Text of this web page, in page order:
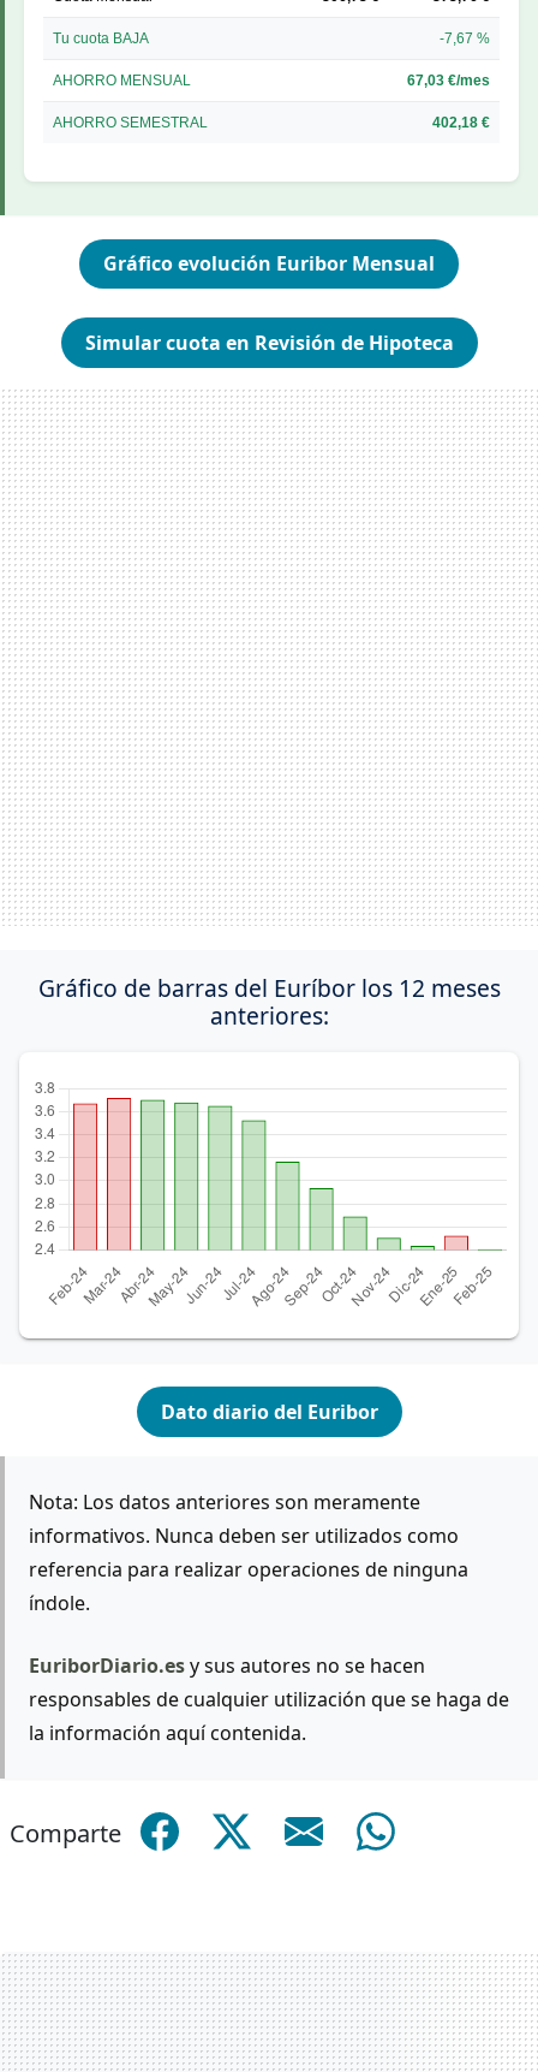
Tu cuota BAJA -7,67 %
AHORRO MENSUAL 67,03 €/mes
AHORRO SEMESTRAL 402,18 €
Gráfico evolución Euribor Mensual
Simular cuota en Revisión de Hipoteca
Gráfico de barras del Euríbor los 12 meses
anteriores:
Dato diario del Euribor
Nota: Los datos anteriores son meramente
informativos. Nunca deben ser utilizados como
referencia para realizar operaciones de ninguna
índole.
EuriborDiario.esy sus autores no se hacen
responsables de cualquier utilización que se haga de
la información aquí contenida.
Comparte